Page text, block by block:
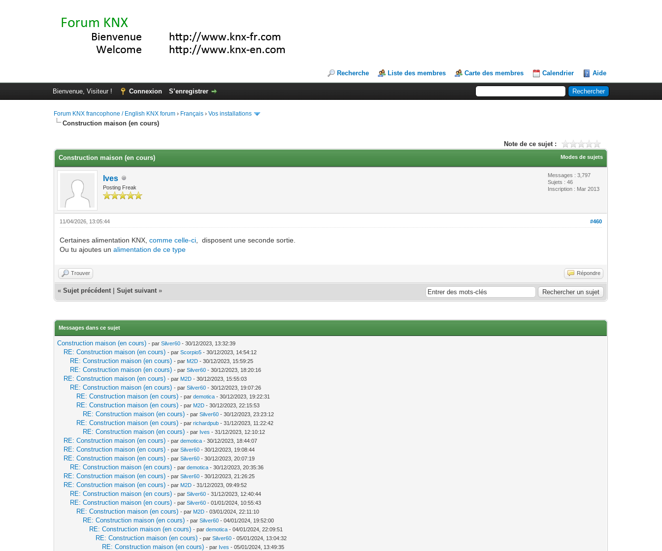
Recherche Liste des membres Carte des membres Calendrier Aide
Bienvenue, Visiteur ! Connexion S’enregistrer
Forum KNX francophone / English KNX forum › Français ›Vos installations
Construction maison (en cours)
Note de ce sujet :
Modes de sujets
Construction maison (en cours)
Ives
Posting Freak
Messages : 3,797
Sujets : 46
Inscription : Mar 2013
#460
11/04/2026, 13:05:44
Certaines alimentation KNX,comme celle-ci , disposent une seconde sortie.
Ou tu ajoutes unalimentation de ce type
Trouver Répondre
«Sujet précédent |Sujet suivant »
Messages dans ce sujet
Construction maison (en cours) - parSilver60 - 30/12/2023, 13:32:39
RE: Construction maison (en cours) - parScorpio5 - 30/12/2023, 14:54:12
RE: Construction maison (en cours) - par M2D - 30/12/2023, 15:59:25
RE: Construction maison (en cours) - parSilver60 - 30/12/2023, 18:20:16
RE: Construction maison (en cours) - par M2D - 30/12/2023, 15:55:03
RE: Construction maison (en cours) - parSilver60 - 30/12/2023, 19:07:26
RE: Construction maison (en cours) - pardemotica - 30/12/2023, 19:22:31
RE: Construction maison (en cours) - par M2D - 30/12/2023, 22:15:53
RE: Construction maison (en cours) - parSilver60 - 30/12/2023, 23:23:12
RE: Construction maison (en cours) - parrichardpub - 31/12/2023, 11:22:42
RE: Construction maison (en cours) - par Ives - 31/12/2023, 12:10:12
RE: Construction maison (en cours) - pardemotica - 30/12/2023, 18:44:07
RE: Construction maison (en cours) - parSilver60 - 30/12/2023, 19:08:44
RE: Construction maison (en cours) - parSilver60 - 30/12/2023, 20:07:19
RE: Construction maison (en cours) - pardemotica - 30/12/2023, 20:35:36
RE: Construction maison (en cours) - parSilver60 - 30/12/2023, 21:26:25
RE: Construction maison (en cours) - par M2D - 31/12/2023, 09:49:52
RE: Construction maison (en cours) - parSilver60 - 31/12/2023, 12:40:44
RE: Construction maison (en cours) - parSilver60 - 01/01/2024, 10:55:43
RE: Construction maison (en cours) - par M2D - 03/01/2024, 22:11:10
RE: Construction maison (en cours) - parSilver60 - 04/01/2024, 19:52:00
RE: Construction maison (en cours) - pardemotica - 04/01/2024, 22:09:51
RE: Construction maison (en cours) - parSilver60 - 05/01/2024, 13:04:32
RE: Construction maison (en cours) - par Ives - 05/01/2024, 13:49:35